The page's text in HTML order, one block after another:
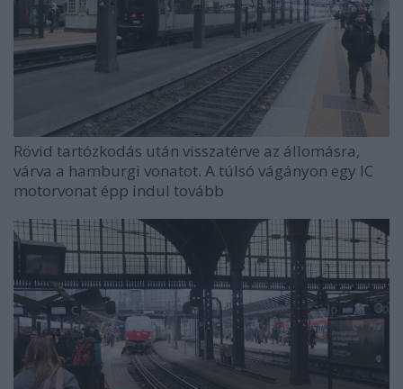
Rövid tartózkodás után visszatérve az állomásra,
várva a hamburgi vonatot. A túlsó vágányon egy IC
motorvonat épp indul tovább